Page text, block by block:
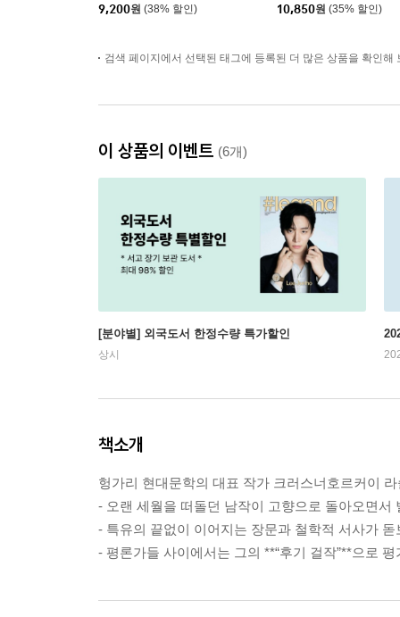
9,200원 (38% 할인)
10,850원 (35% 할인)
검색 페이지에서 선택된 태그에 등록된 더 많은 상품을 확인해
이 상품의 이벤트 (6개)
[분야별] 외국도서 한정수량 특가할인
상시
책소개
헝가리 현대문학의 대표 작가 크러스너호르커이
- 오랜 세월을 떠돌던 남작이 고향으로 돌아오면서
- 특유의 끝없이 이어지는 장문과 철학적 서사가
- 평론가들 사이에서는 그의 **“후기 걸작”**으로